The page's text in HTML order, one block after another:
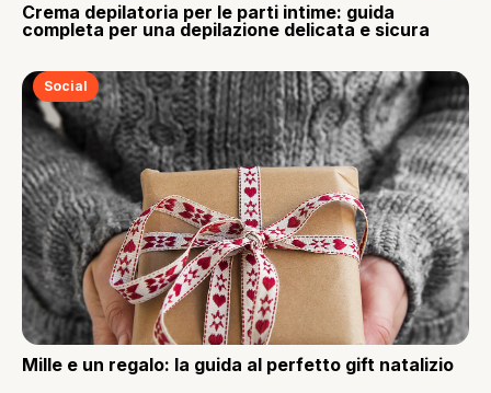
Crema depilatoria per le parti intime: guida
completa per una depilazione delicata e sicura
Social
Mille e un regalo: la guida al perfetto gift natalizio